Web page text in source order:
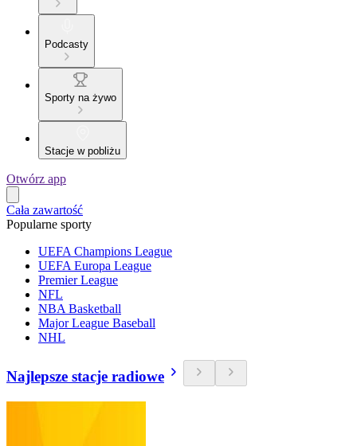
Podcasty
Sporty na żywo
Stacje w pobliżu
Otwórz app
Cała zawartość
Popularne sporty
UEFA Champions League
UEFA Europa League
Premier League
NFL
NBA Basketball
Major League Baseball
NHL
Najlepsze stacje radiowe